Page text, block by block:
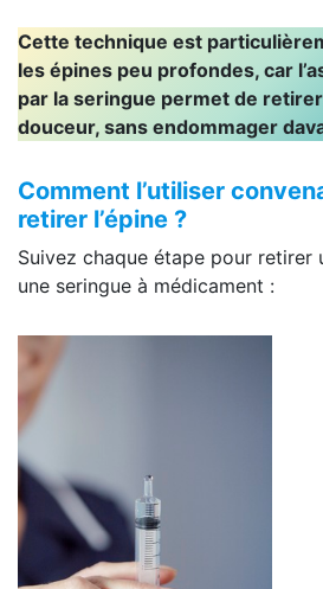
Cette technique est
les épines peu profondes, car
par la seringue permet de retirer
douceur, sans endommager
Comment l’utiliser
retirer l’épine ?
Suivez chaque étape pour retirer
une seringue à médicament :